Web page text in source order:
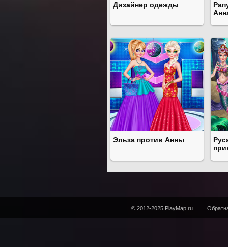
Дизайнер одежды
Эльза против Анны
© 2012-2025 PlayMap.ru